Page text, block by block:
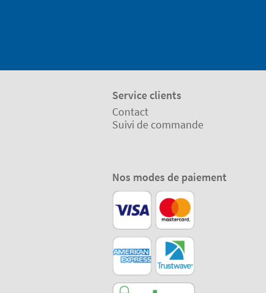
Service clients
Contact
Suivi de commande
Nos modes de paiement